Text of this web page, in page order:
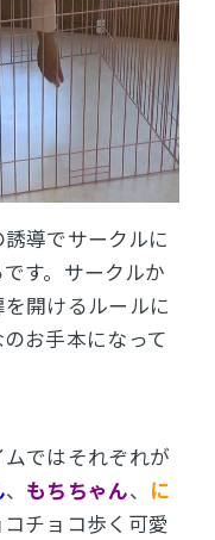
導でサークルに
す。 サークルか
開けるルールに
お手本になって
ではそれぞれが
、 もちちゃん、 に
チョコ歩く可愛